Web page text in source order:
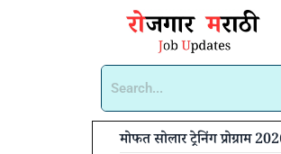
मोफत सोलार ट्रेनिंग